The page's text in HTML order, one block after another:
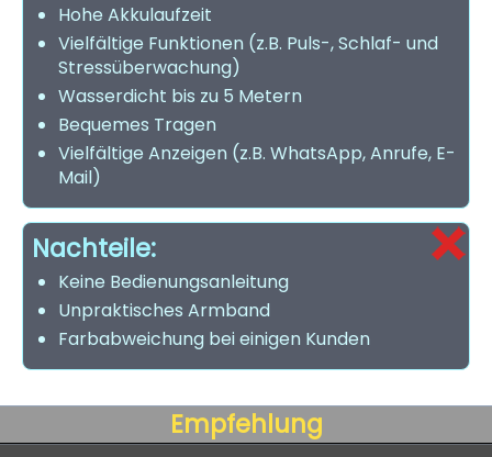
Hohe Akkulaufzeit
Vielfältige Funktionen (z.B. Puls-, Schlaf- und
Stressüberwachung)
Wasserdicht bis zu 5 Metern
Bequemes Tragen
Vielfältige Anzeigen (z.B. WhatsApp, Anrufe, E-
Mail)
Nachteile:
Keine Bedienungsanleitung
Unpraktisches Armband
Farbabweichung bei einigen Kunden
Empfehlung